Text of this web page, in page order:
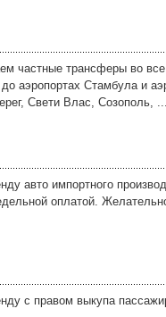
частные трансферы во
аэропортах Стамбула и
Свети Влас, Созополь, ...
авто импортного
оплатой.
с правом выкупа